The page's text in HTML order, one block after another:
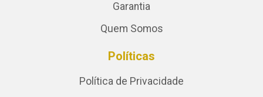
Garantia
Quem Somos
Políticas
Política de Privacidade